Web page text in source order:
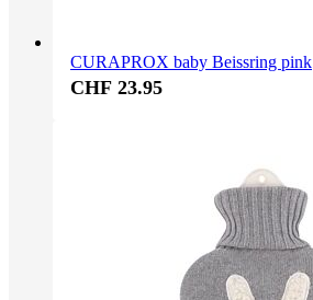
CURAPROX baby Beissring pink
CHF 23.95